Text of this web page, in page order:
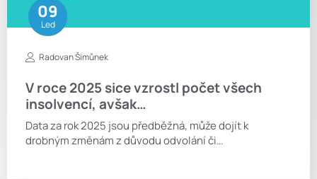
09
Led
Radovan Šimůnek
V roce 2025 sice vzrostl počet všech
insolvencí, avšak…
Data za rok 2025 jsou předběžná, může dojít k
drobným změnám z důvodu odvolání či…